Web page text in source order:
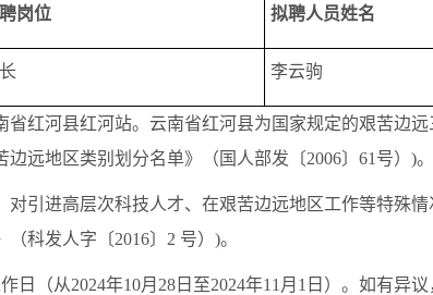
岗位 拟聘人员姓名
李云驹
省红河县红河站。云南省红河县为国家规定的艰苦边远
边远地区类别划分名单》（ 国人部发〔2006〕61号）)。
对引进高层次科技人才、在艰苦边远地区工作等特殊
（科发人字 〔2016〕 2 号）)。
日（从2024年10月28日至2024年11月1日）。如有异